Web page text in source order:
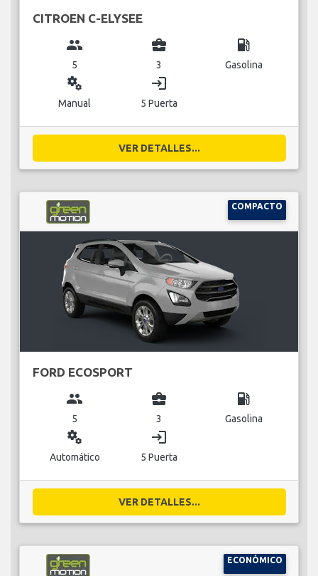
CITROEN C-ELYSEE
group
5
business_center
3
local_gas_station
Gasolina
miscellaneous_services
Manual
login
5 Puerta
VER DETALLES...
COMPACTO
FORD ECOSPORT
group
5
business_center
3
local_gas_station
Gasolina
miscellaneous_services
Automático
login
5 Puerta
VER DETALLES...
ECONÓMICO